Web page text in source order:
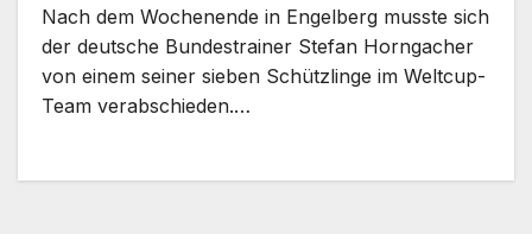
Nach dem Wochenende in Engelberg musste sich
der deutsche Bundestrainer Stefan Horngacher
von einem seiner sieben Schützlinge im Weltcup-
Team verabschieden.…